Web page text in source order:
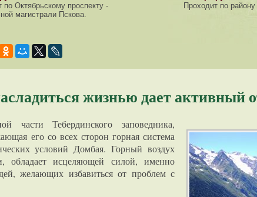
по Октябрьскому проспекту -
магистрали Пскова.
Проходит по
жизнью дает активный
части Тебердинского заповедника,
его со всех сторон горная система
условий Домбая. Горный воздух
обладает исцеляющей силой, именно
желающих избавиться от проблем с